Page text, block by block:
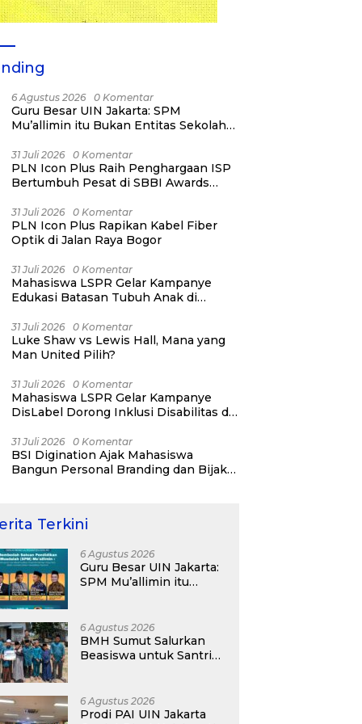
6 Agustus 2026 0 Komentar
Guru Besar UIN Jakarta: SPM
Mu’allimin itu Bukan Entitas Sekolah
31 Juli 2026 0 Komentar
PLN Icon Plus Raih Penghargaan ISP
Bertumbuh Pesat di SBBI Awards
31 Juli 2026 0 Komentar
PLN Icon Plus Rapikan Kabel Fiber
Optik di Jalan Raya Bogor
31 Juli 2026 0 Komentar
Mahasiswa LSPR Gelar Kampanye
Edukasi Batasan Tubuh Anak di
31 Juli 2026 0 Komentar
Luke Shaw vs Lewis Hall, Mana yang
Man United Pilih?
31 Juli 2026 0 Komentar
Mahasiswa LSPR Gelar Kampanye
DisLabel Dorong Inklusi Disabilitas di
31 Juli 2026 0 Komentar
BSI Digination Ajak Mahasiswa
Bangun Personal Branding dan Bijak
Terkini
6 Agustus 2026
Guru Besar UIN Jakarta:
SPM Mu’allimin itu
6 Agustus 2026
BMH Sumut Salurkan
Beasiswa untuk Santri
6 Agustus 2026
Prodi PAI UIN Jakarta